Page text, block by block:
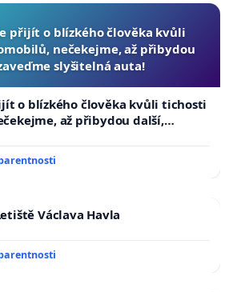
přijít o blízkého člověka kvůli
nečekejme, až přibydou
slyšitelná auta!
o blízkého člověka kvůli tichosti
až přibydou další,
auta!
Václava Havla